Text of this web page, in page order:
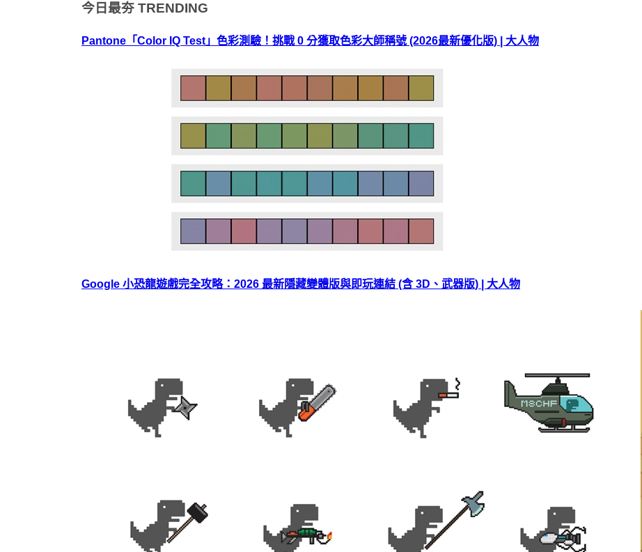
今日最夯 TRENDING
Pantone「Color IQ Test」色彩測驗！挑戰 0 分獲取色彩大師稱號 (2026最新優化版) | 大人物
Google 小恐龍遊戲完全攻略：2026 最新隱藏變體版與即玩連結 (含 3D、武器版) | 大人物